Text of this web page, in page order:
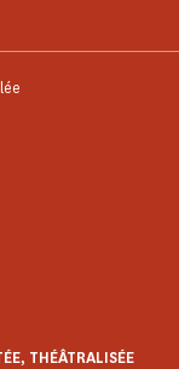
THÉÂTRALISÉE